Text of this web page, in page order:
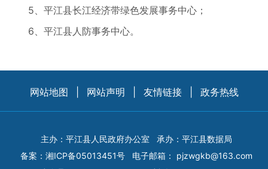
5、平江县长江经济带绿色发展事务中心；
6、平江县人防事务中心。
网站地图 网站声明 友情链接 政务热线
主办：平江县人民政府办公室
承办：平江县数据局
备案： 湘ICP备05013451号 电子邮箱： pjzwgkb@163.com